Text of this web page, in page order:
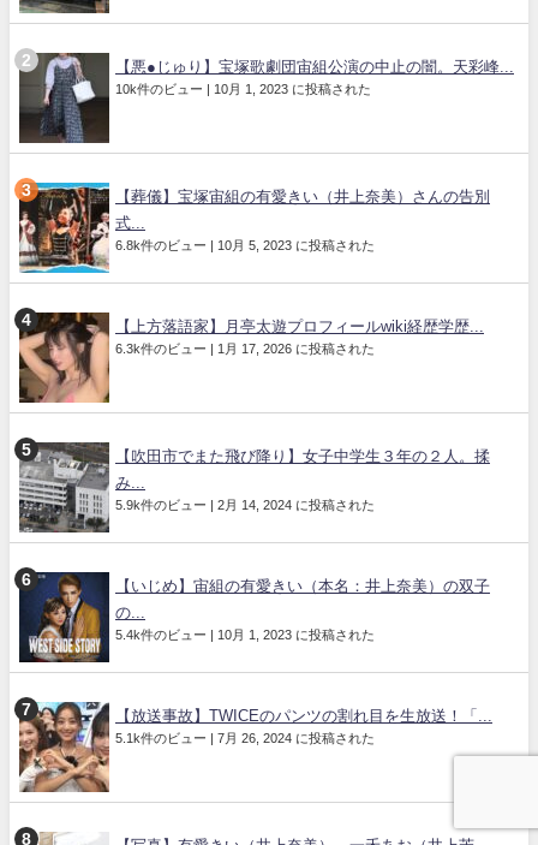
【悪●じゅり】宝塚歌劇団宙組公演の中止の闇。天彩峰...
10k件のビュー | 10月 1, 2023 に投稿された
【葬儀】宝塚宙組の有愛きい（井上奈美）さんの告別
式...
6.8k件のビュー | 10月 5, 2023 に投稿された
【上方落語家】月亭太遊プロフィールwiki経歴学歴...
6.3k件のビュー | 1月 17, 2026 に投稿された
【吹田市でまた飛び降り】女子中学生３年の２人。揉
み...
5.9k件のビュー | 2月 14, 2024 に投稿された
【いじめ】宙組の有愛きい（本名：井上奈美）の双子
の...
5.4k件のビュー | 10月 1, 2023 に投稿された
【放送事故】TWICEのパンツの割れ目を生放送！「...
5.1k件のビュー | 7月 26, 2024 に投稿された